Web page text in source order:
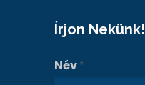
Írjon Nekünk!
Név *